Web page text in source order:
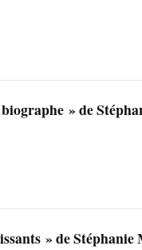
» de
» de